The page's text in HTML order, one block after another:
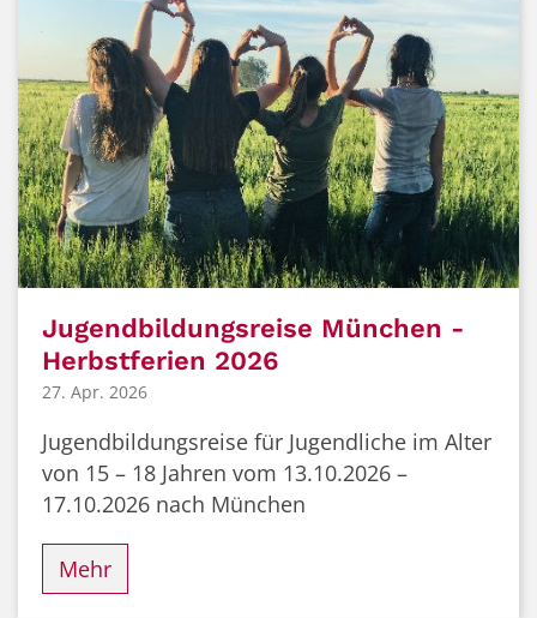
Jugendbildungsreise München -
Herbstferien 2026
27. Apr. 2026
Jugendbildungsreise für Jugendliche im Alter
von 15 – 18 Jahren vom 13.10.2026 –
17.10.2026 nach München
Mehr